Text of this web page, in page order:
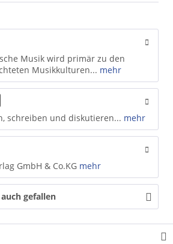
Musik wird primär zu den
Musikkulturen... mehr
schreiben und diskutieren... mehr
GmbH & Co.KG mehr
gefallen